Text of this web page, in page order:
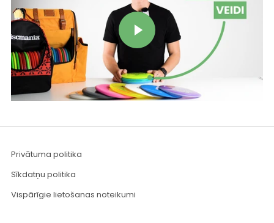
Play video
Privātuma politika
Sīkdatņu politika
Vispārīgie lietošanas noteikumi